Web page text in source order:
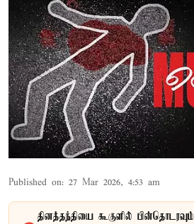
Published on: 27 Mar 2026, 4:53 am
தினத்தந்தியை கூகுளில் பின்தொடரவும்